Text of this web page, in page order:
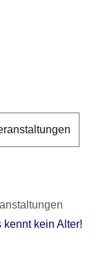
kein Alter!